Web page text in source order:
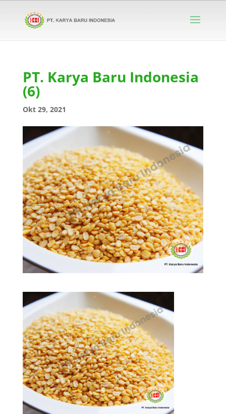
PT. Karya Baru Indonesia
(6)
Okt 29, 2021